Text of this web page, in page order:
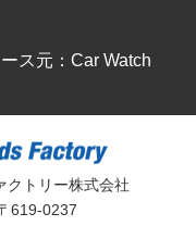
ス元：Car Watch
クトリー株式会社
619-0237